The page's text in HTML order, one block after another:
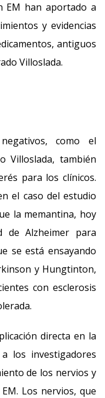
EM han aportado a
y evidencias
antiguos
Villoslada.
como el
Villoslada, también
para los clínicos.
el caso del estudio
la memantina, hoy
de Alzheimer para
se está ensayando
y Hungtinton,
con esclerosis
directa en la
los investigadores
de los nervios y
Los nervios, que